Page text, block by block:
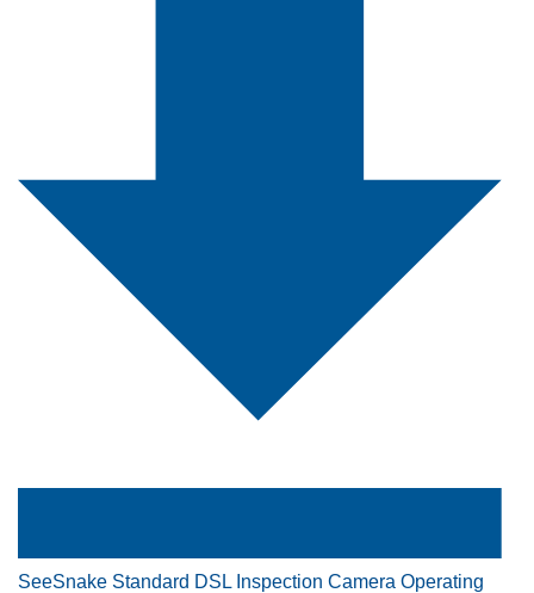
SeeSnake Standard DSL Inspection Camera Operating